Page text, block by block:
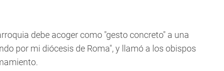
debe acoger como "gesto concreto" a una
por mi diócesis de Roma", y llamó a los obispos